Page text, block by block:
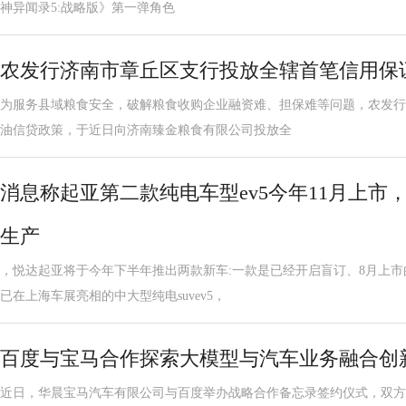
神异闻录5:战略版》第一弹角色
农发行济南市章丘区支行投放全辖首笔信用保
为服务县域粮食安全，破解粮食收购企业融资难、担保难等问题，农发
油信贷政策，于近日向济南臻金粮食有限公司投放全
消息称起亚第二款纯电车型ev5今年11月上市
生产
，悦达起亚将于今年下半年推出两款新车:一款是已经开启盲订、8月上
已在上海车展亮相的中大型纯电suvev5，
百度与宝马合作探索大模型与汽车业务融合创
近日，华晨宝马汽车有限公司与百度举办战略合作备忘录签约仪式，双